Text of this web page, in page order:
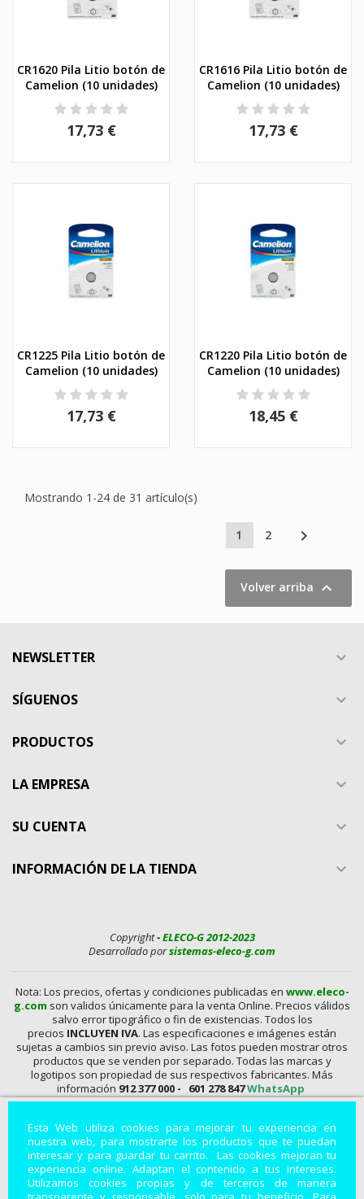
Esta Web utiliza cookies para mejorar tu experiencia en
nuestra web, para mostrarte los productos que te puedan
interesar y para guardar tu carrito. Las cookies mejoran tu
experiencia online. Adaptan el contenido a tus intereses.
Utilizamos cookies propias y de terceros de manera
CR1620 Pila Litio botón de
Camelion (10 unidades)
17,73 €
CR1616 Pila Litio botón de
Camelion (10 unidades)
17,73 €
CR1225 Pila Litio botón de
Camelion (10 unidades)
17,73 €
CR1220 Pila Litio botón de
Camelion (10 unidades)
18,45 €
Mostrando 1-24 de 31 artículo(s)
1 2 
Volver arriba 
NEWSLETTER 
SÍGUENOS 
PRODUCTOS 
LA EMPRESA 
SU CUENTA 
INFORMACIÓN DE LA TIENDA 
Copyright-ELECO-G 2012-2023
Desarrollado porsistemas-eleco-g.com
Nota: Los precios, ofertas y condiciones publicadas en www.eleco-
g.com son validos únicamente para la venta Online. Precios válidos
salvo error tipográfico o fin de existencias. Todos los
precios INCLUYEN IVA. Las especificaciones e imágenes están
sujetas a cambios sin previo aviso. Las fotos pueden mostrar otros
productos que se venden por separado. Todas las marcas y
logotipos son propiedad de sus respectivos fabricantes. Más
información 912 377 000 - 601 278 847WhatsApp
Distancia, Conexiones, alimentadores, Baterías, Pilas,
Aparatos de Medida, Soldadores, Hdmi, Tester, Cargadores,
Componentes, Fuentes de Alimentación, Teléfonos,
Accesorios para Smartphones, Informática, Cámaras de
Vigilancia, Instrumentos de Medida, Baterías por Encargo,